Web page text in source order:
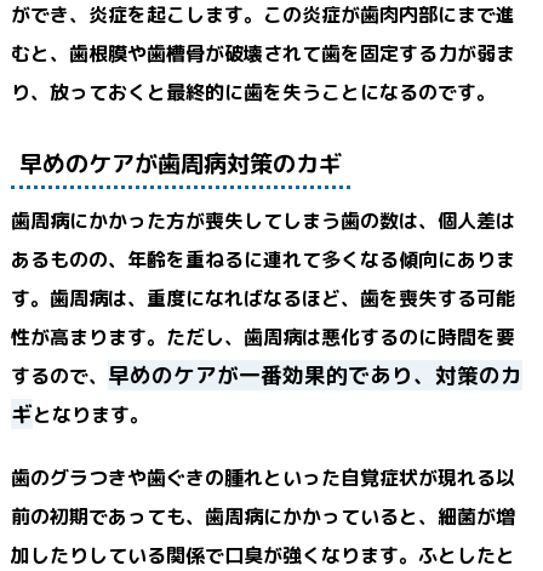
ができ、炎症を起こします。この炎症が歯肉内部にまで進
むと、歯根膜や歯槽骨が破壊されて歯を固定する力が弱ま
り、放っておくと最終的に歯を失うことになるのです。
早めのケアが歯周病対策のカギ
歯周病にかかった方が喪失してしまう歯の数は、個人差は
あるものの、年齢を重ねるに連れて多くなる傾向にありま
す。歯周病は、重度になればなるほど、歯を喪失する可能
性が高まります。ただし、歯周病は悪化するのに時間を要
するので、 早めのケアが一番効果的であり、対策のカ
ギとなります。
歯のグラつきや歯ぐきの腫れといった自覚症状が現れる以
前の初期であっても、歯周病にかかっていると、細菌が増
加したりしている関係で口臭が強くなります。ふとしたと